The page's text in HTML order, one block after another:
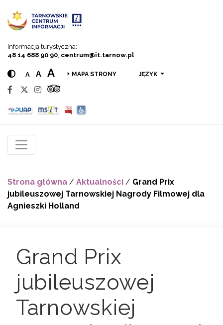
Informacja turystyczna:
48 14 688 90 90 centrum@it.tarnow.pl
A A A MAPA STRONY JĘZYK
Strona główna / Aktualności / Grand Prix
jubileuszowej Tarnowskiej Nagrody Filmowej dla
Agnieszki Holland
Grand Prix
jubileuszowej
Tarnowskiej